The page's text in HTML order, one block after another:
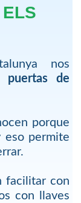
nos
puertas de
porque
eso permite
facilitar con
con llaves